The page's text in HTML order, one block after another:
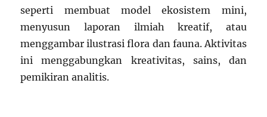
seperti membuat model ekosistem mini,
menyusun laporan ilmiah kreatif, atau
menggambar ilustrasi flora dan fauna. Aktivitas
ini menggabungkan kreativitas, sains, dan
pemikiran analitis.